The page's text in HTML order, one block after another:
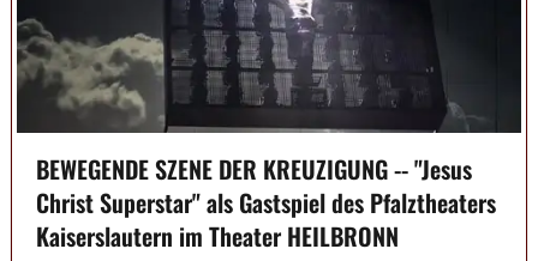
BEWEGENDE SZENE DER KREUZIGUNG -- "Jesus
Christ Superstar" als Gastspiel des Pfalztheaters
Kaiserslautern im Theater HEILBRONN